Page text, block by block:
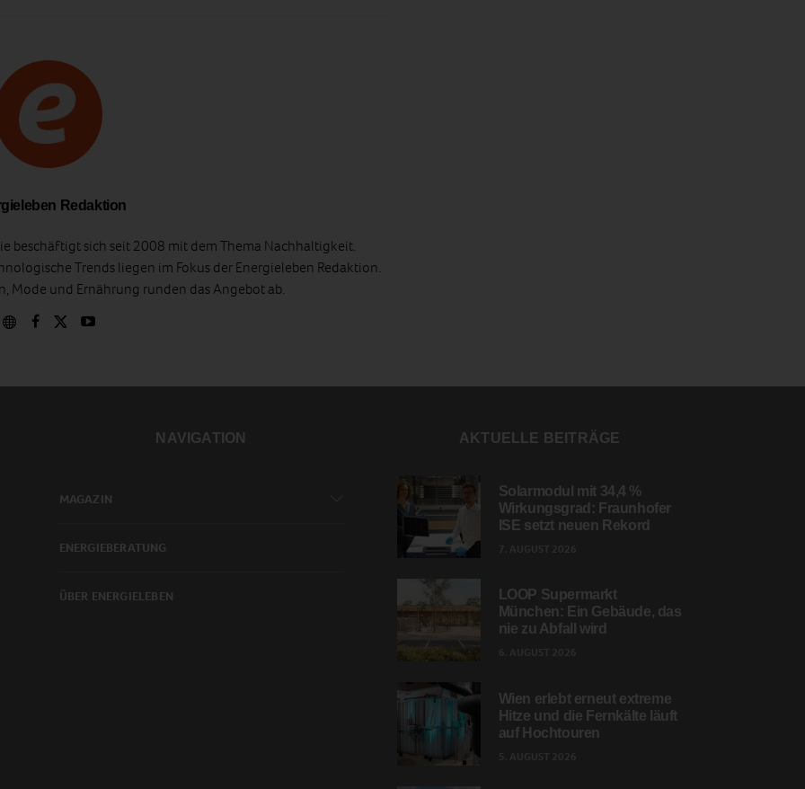
Redaktion
beschäftigt sich seit 2008 mit dem Thema Nachhaltigkeit.
Trends liegen im Fokus der Energieleben Redaktion.
Mode und Ernährung runden das Angebot ab.
NAVIGATION
MAGAZIN
ENERGIEBERATUNG
ÜBER ENERGIELEBEN
AKTUELLE BEITRÄGE
Solarmodul mit 34,4 %
Wirkungsgrad: Fraunhofer
ISE setzt neuen Rekord
LOOP Supermarkt
München: Ein Gebäude, das
nie zu Abfall wird
Wien erlebt erneut extreme
Hitze und die Fernkälte läuft
auf Hochtouren